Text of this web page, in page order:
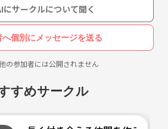
kendo358
大会情報が多く知れるのは当会の強みです
組みを行っています。
にサークルについて聞く
へ個別にメッセージを送る
の参加者には公開されません
すめサークル